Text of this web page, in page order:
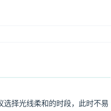
择光线柔和的时段，此时不易